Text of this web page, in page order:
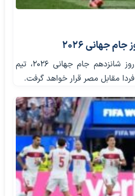
جهانی 2026
در مهم‌ترین دیدارهای روز شانزدهم جام جهانی ۲۰۲۶، تیم
فردا مقابل مصر قرار خواهد گرفت.